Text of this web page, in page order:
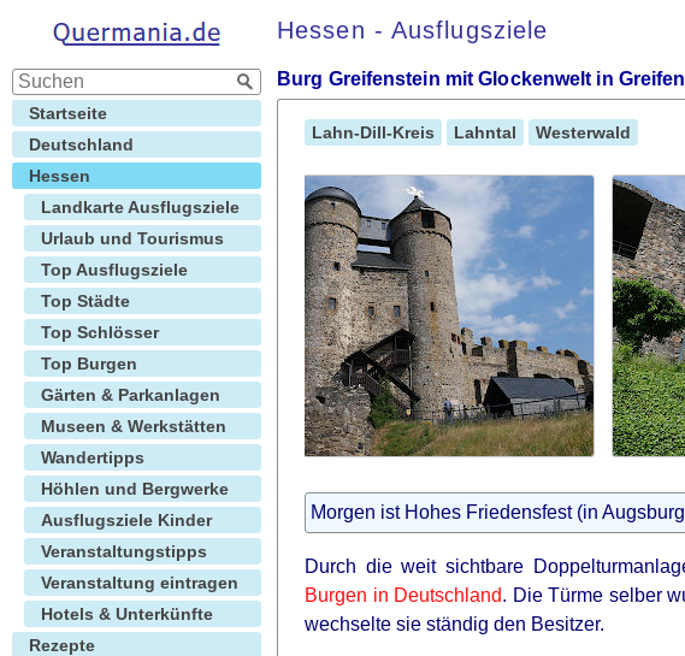
Hessen - Ausflugsziele
Burg Greifenstein mit Glockenwelt in
Lahn-Dill-Kreis Lahntal Westerwald
Morgen ist Hohes Friedensfest (in
Durch die weit sichtbare
Burgen in Deutschland. Die Türme selber
wechselte sie ständig den Besitzer.
Startseite
Deutschland
Hessen
Landkarte Ausflugsziele
Urlaub und Tourismus
Top Ausflugsziele
Top Städte
Top Schlösser
Top Burgen
Gärten & Parkanlagen
Museen & Werkstätten
Wandertipps
Höhlen und Bergwerke
Ausflugsziele Kinder
Veranstaltungstipps
Veranstaltung eintragen
Hotels & Unterkünfte
Rezepte